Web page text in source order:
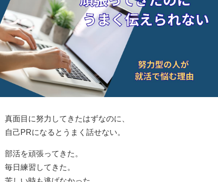
真面目に努力してきたはずなのに、
自己PRになるとうまく話せない。
部活を頑張ってきた。
毎日練習してきた。